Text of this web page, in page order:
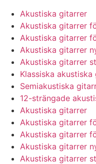
Akustiska gitarrer
Akustiska gitarrer
Akustiska gitarrer
Akustiska gitarrer
Akustiska gitarrer
Klassiska
Semiakustiska
12-strängade
Akustiska gitarrer
Akustiska gitarrer
Akustiska gitarrer
Akustiska gitarrer
Akustiska gitarrer